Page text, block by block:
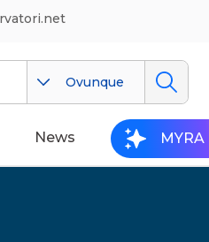
Ovunque
News MYRA